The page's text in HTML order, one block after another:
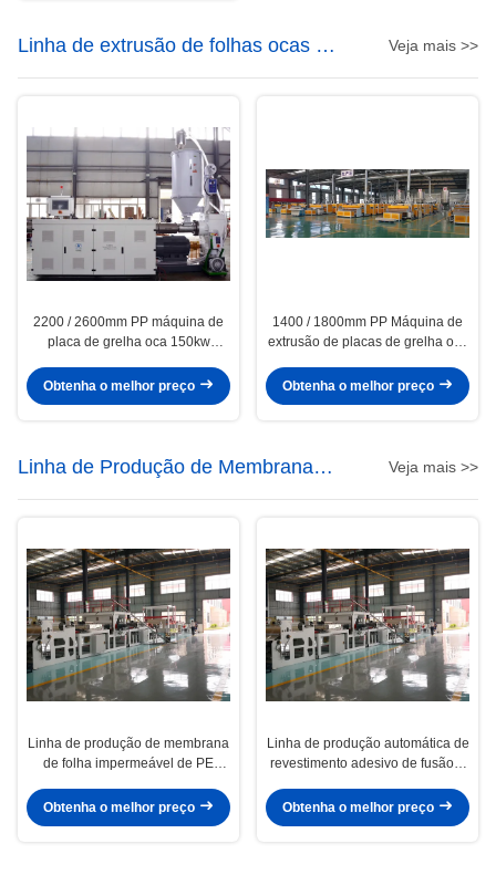
Linha de extrusão de folhas ocas de
PP
Veja mais >>
2200 / 2600mm PP máquina de
placa de grelha oca 150kw
placa oca
Obtenha o melhor preço
1400 / 1800mm PP Máquina de
extrusão de placas de grelha oco
Obtenha o melhor preço
Linha de Produção de Membrana
Impermeabilizante
Veja mais >>
Linha de produção de membrana
de folha impermeável de PE
parafuso único
Obtenha o melhor preço
Linha de produção automática de
revestimento adesivo de fusão a
revestimento de areia
Obtenha o melhor preço